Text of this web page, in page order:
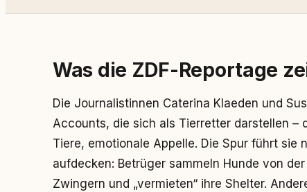
Was die ZDF-Reportage
Die Journalistinnen Caterina Klaeden und
Accounts, die sich als Tierretter darstellen –
Tiere, emotionale Appelle. Die Spur führt
aufdecken: Betrüger sammeln Hunde von
Zwingern und „vermieten“ ihre Shelter.